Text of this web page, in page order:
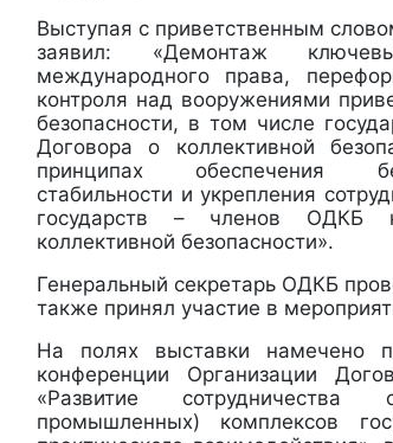
Выступая с приветственным
заявил: «Демонтаж
международного права,
контроля над вооружениями
безопасности, в том числе
Договора о коллективной
принципах обеспечения
стабильности и укрепления
государств – членов ОДКБ
коллективной безопасности».
Генеральный секретарь ОДКБ
также принял участие в
На полях выставки намечено
конференции Организации
«Развитие сотрудничества
промышленных) комплексов